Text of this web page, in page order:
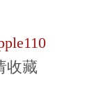
收藏